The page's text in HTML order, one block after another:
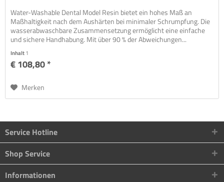
Water-Washable Dental Model Resin bietet ein hohes Maß an
Maßhaltigkeit nach dem Aushärten bei minimaler Schrumpfung. Die
wasserabwaschbare Zusammensetzung ermöglicht eine einfache
und sichere Handhabung. Mit über 90 % der Abweichungen...
Inhalt1
€ 108,80 *
Merken
Service Hotline
Shop Service
Informationen